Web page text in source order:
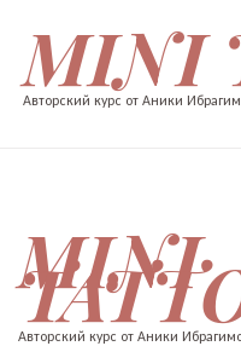
MINI
Авторский курс от Аники
MINI
Авторский курс от Аники